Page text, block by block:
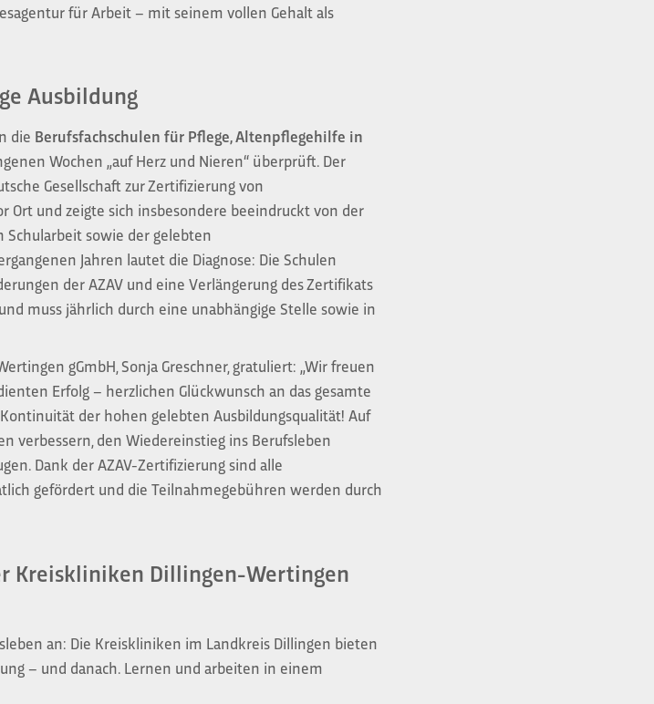
für Arbeit – mit seinem vollen Gehalt als
Ausbildung
die Berufsfachschulen für Pflege, Altenpflegehilfe in
Wochen „auf Herz und Nieren“ überprüft. Der
Gesellschaft zur Zertifizierung von
Ort und zeigte sich insbesondere beeindruckt von der
sowie der gelebten
Jahren lautet die Diagnose: Die Schulen
der AZAV und eine Verlängerung des Zertifikats
muss jährlich durch eine unabhängige Stelle sowie in
gGmbH, Sonja Greschner, gratuliert: „Wir freuen
Erfolg – herzlichen Glückwunsch an das gesamte
der hohen gelebten Ausbildungsqualität! Auf
verbessern, den Wiedereinstieg ins Berufsleben
Dank der AZAV-Zertifizierung sind alle
gefördert und die Teilnahmegebühren werden durch
Kreiskliniken Dillingen-Wertingen
an: Die Kreiskliniken im Landkreis Dillingen bieten
– und danach. Lernen und arbeiten in einem